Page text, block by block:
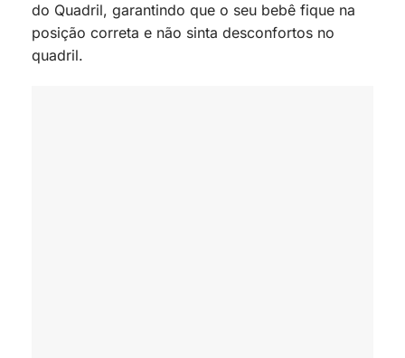
do Quadril, garantindo que o seu bebê fique na
posição correta e não sinta desconfortos no
quadril.